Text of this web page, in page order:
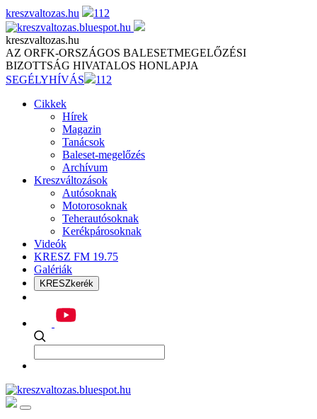
Skip
to
content
kreszvaltozas.hu 112
kreszvaltozas.hu
AZ ORFK-ORSZÁGOS BALESETMEGELŐZÉSI
BIZOTTSÁG HIVATALOS HONLAPJA
SEGÉLYHÍVÁS
112
Cikkek
Hírek
Magazin
Tanácsok
Baleset-megelőzés
Archívum
Kreszváltozások
Autósoknak
Motorosoknak
Teherautósoknak
Kerékpárosoknak
Videók
KRESZ FM 19.75
Galériák
KRESZkerék